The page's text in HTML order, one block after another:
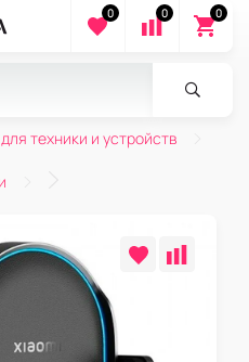
0 0 0
техники и устройств